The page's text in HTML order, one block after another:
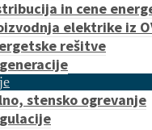
in cene
elektrike iz
rešitve
stensko ogrevanje